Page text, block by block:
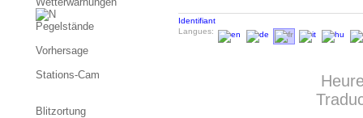
Identifiant
Langues:
Pegelstände
Vorhersage
Stations-Cam
Blitzortung